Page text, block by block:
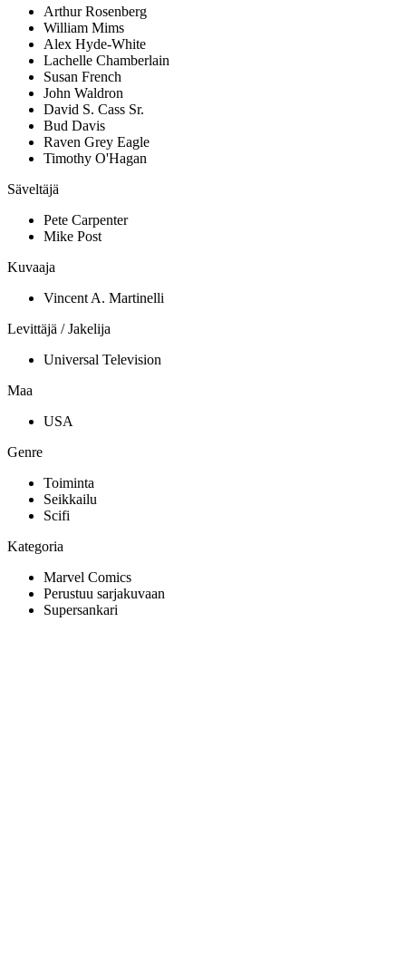
Arthur Rosenberg
William Mims
Alex Hyde-White
Lachelle Chamberlain
Susan French
John Waldron
David S. Cass Sr.
Bud Davis
Raven Grey Eagle
Timothy O'Hagan
Säveltäjä
Pete Carpenter
Mike Post
Kuvaaja
Vincent A. Martinelli
Levittäjä / Jakelija
Universal Television
Maa
USA
Genre
Toiminta
Seikkailu
Scifi
Kategoria
Marvel Comics
Perustuu sarjakuvaan
Supersankari